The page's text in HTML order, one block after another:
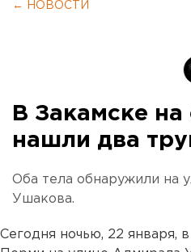
← НОВОСТИ
В Закамске
нашли два
Оба тела обнаружили на
Ушакова.
Сегодня ночью, 22 января,